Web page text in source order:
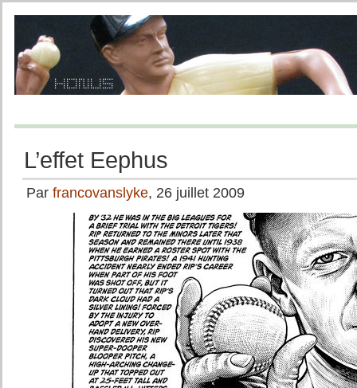
L’effet Eephus
Par francovanslyke, 26 juillet 2009